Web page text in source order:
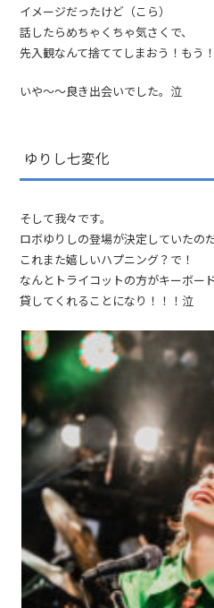
イメージだったけど（こら）
話したらめちゃくちゃ気さくで、
先入観なんて捨ててしまおう！もう！
いや〜〜良き出会いでした。泣
ゆりし七変化
そして我々です。
ロボゆりしの登場が決定していたのだ
これまた嬉しいハプニング？で！
なんとトライコットの方がキーボー
貸してくれることになり！！！泣